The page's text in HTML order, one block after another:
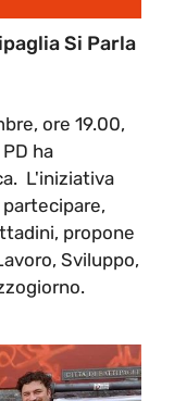
Si Parla
ore 19.00,
ha
L'iniziativa
propone
Sviluppo,